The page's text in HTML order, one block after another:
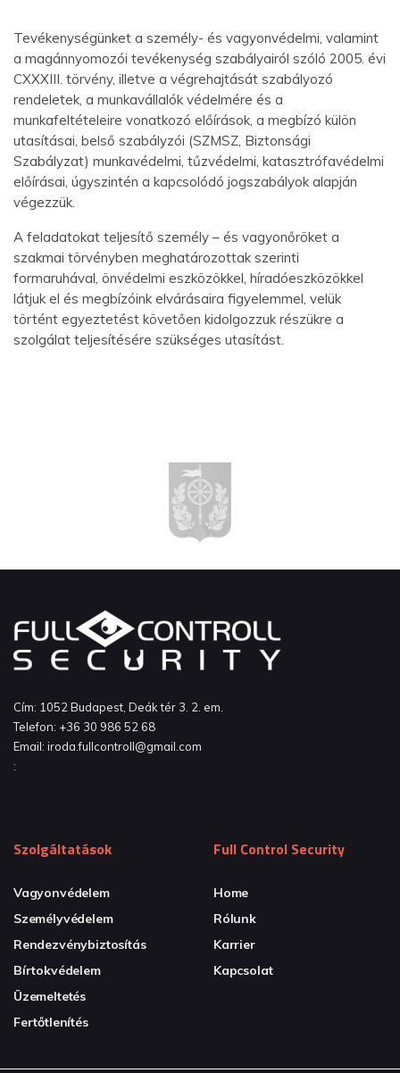
Tevékenységünket a személy- és vagyonvédelmi, valamint
a magánnyomozói tevékenység szabályairól szóló 2005. évi
CXXXIII. törvény, illetve a végrehajtását szabályozó
rendeletek, a munkavállalók védelmére és a
munkafeltételeire vonatkozó előírások, a megbízó külön
utasításai, belső szabályzói (SZMSZ, Biztonsági
Szabályzat) munkavédelmi, tűzvédelmi, katasztrófavédelmi
előírásai, úgyszintén a kapcsolódó jogszabályok alapján
végezzük.
A feladatokat teljesítő személy – és vagyonőröket a
szakmai törvényben meghatározottak szerinti
formaruhával, önvédelmi eszközökkel, híradóeszközökkel
látjuk el és megbízóink elvárásaira figyelemmel, velük
történt egyeztetést követően kidolgozzuk részükre a
szolgálat teljesítésére szükséges utasítást.
Cím: 1052 Budapest, Deák tér 3. 2. em.
Telefon: +36 30 986 52 68
Email: iroda.fullcontroll@gmail.com
:
Szolgáltatások
Vagyonvédelem
Személyvédelem
Rendezvénybiztosítás
Bírtokvédelem
Üzemeltetés
Fertőtlenítés
Full Control Security
Home
Rólunk
Karrier
Kapcsolat